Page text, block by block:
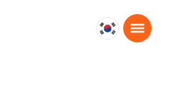
대